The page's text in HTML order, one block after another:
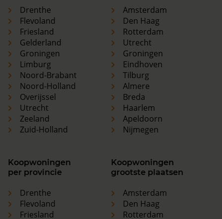
Drenthe
Flevoland
Friesland
Gelderland
Groningen
Limburg
Noord-Brabant
Noord-Holland
Overijssel
Utrecht
Zeeland
Zuid-Holland
Amsterdam
Den Haag
Rotterdam
Utrecht
Groningen
Eindhoven
Tilburg
Almere
Breda
Haarlem
Apeldoorn
Nijmegen
Koopwoningen
per provincie
Drenthe
Flevoland
Friesland
Koopwoningen
grootste plaatsen
Amsterdam
Den Haag
Rotterdam